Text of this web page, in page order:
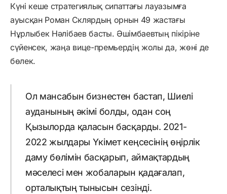
Күні кеше стратегиялық сипаттағы лауазымға
ауысқан Роман Склярдың орнын 49 жастағы
Нұрлыбек Нәлібаев басты. Әшімбаевтың пікіріне
сүйенсек, жаңа вице-премьердің жолы да, жөні де
бөлек.
Ол мансабын бизнестен бастап, Шиелі
ауданының әкімі болды, одан соң
Қызылорда қаласын басқарды. 2021-
2022 жылдары Үкімет кеңсесінің өңірлік
даму бөлімін басқарып, аймақтардың
мәселесі мен жобаларын қадағалап,
орталықтың тынысын сезінді.